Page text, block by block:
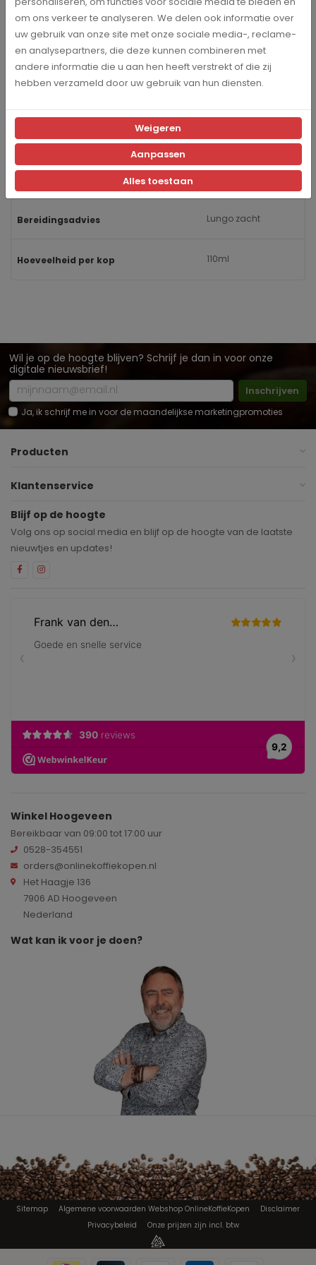
Merk Catunambu
Inhoud 20 stuks
Smaak Fruitig, Zoet
Bereidingsadvies Lungo zacht
Hoeveelheid per kop 110ml
Wil je op de hoogte blijven? Schrijf je dan in voor onze
digitale nieuwsbrief!
Inschrijven
Ja, ik schrijf me in voor de maandelijkse marketingpromoties
Producten
Klantenservice
Blijf op de hoogte
Volg ons op social media en blijf op de hoogte van de laatste
nieuwtjes en updates!
Winkel Hoogeveen
Bereikbaar van 09:00 tot 17:00 uur
0528-354551
orders@onlinekoffiekopen.nl
Het Haagje 136
7906 AD Hoogeveen
Nederland
Wat kan ik voor je doen?
Sitemap Algemene voorwaarden Webshop OnlineKoffieKopen
Disclaimer
Privacybeleid
Onze prijzen zijn incl. btw
om ons verkeer te analyseren. We delen ook informatie over
uw gebruik van onze site met onze sociale media-, reclame-
en analysepartners, die deze kunnen combineren met
andere informatie die u aan hen heeft verstrekt of die zij
hebben verzameld door uw gebruik van hun diensten.
Weigeren
Aanpassen
Alles toestaan